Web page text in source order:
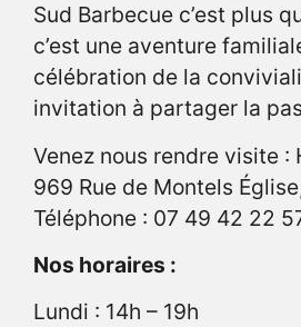
Sud Barbecue c’est plus
c’est une aventure
célébration de la
invitation à partager la
Venez nous rendre visite :
969 Rue de Montels
Téléphone : 07 49 42 22
Nos horaires :
Lundi : 14h – 19h